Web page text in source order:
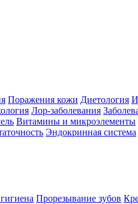
Поражения кожи Диетология
Лор-заболевания
Витамины и микроэлементы
Эндокринная система
Прорезывание зубов